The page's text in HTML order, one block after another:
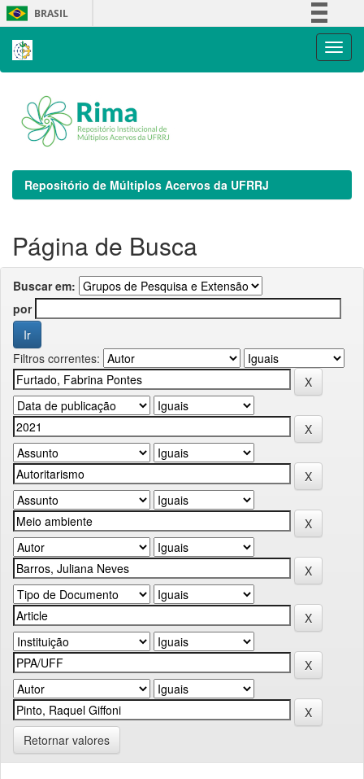
Skip
navigation
BRASIL
Repositório de Múltiplos Acervos da UFRRJ
Página de Busca
Buscar em:
por
Filtros correntes:
Retornar valores